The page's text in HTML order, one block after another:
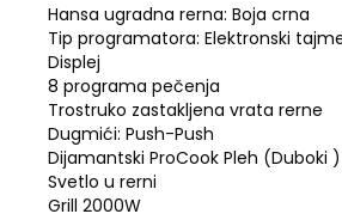
Hansa ugradna rerna: Boja crna
Tip programatora: Elektronski
Displej
8 programa pečenja
Trostruko zastakljena vrata rerne
Dugmići: Push-Push
Dijamantski ProCook Pleh (Duboki )
Svetlo u rerni
Grill 2000W